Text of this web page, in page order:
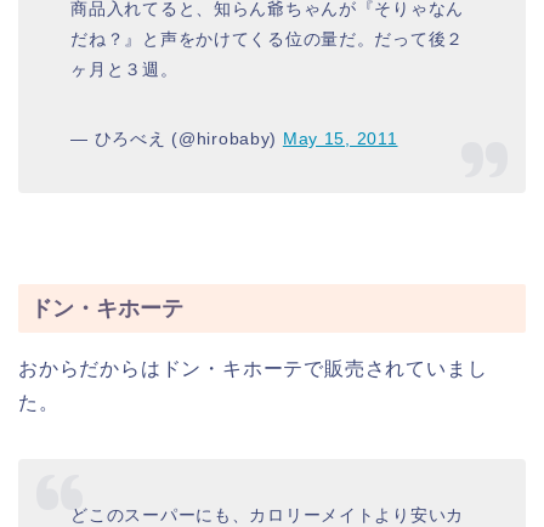
商品入れてると、知らん爺ちゃんが『そりゃなん
だね？』と声をかけてくる位の量だ。だって後２
ヶ月と３週。
— ひろべえ (@hirobaby) May 15, 2011
ドン・キホーテ
おからだからはドン・キホーテで販売されていまし
た。
どこのスーパーにも、カロリーメイトより安いカ